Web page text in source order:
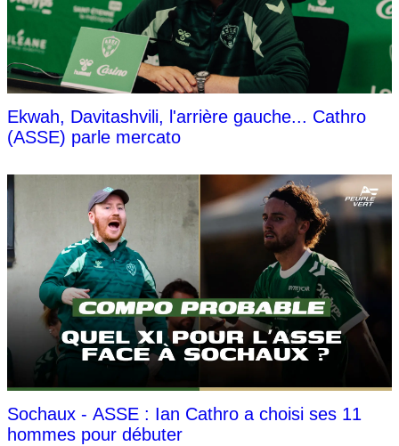
Ekwah, Davitashvili, l'arrière gauche... Cathro
(ASSE) parle mercato
Sochaux - ASSE : Ian Cathro a choisi ses 11
hommes pour débuter